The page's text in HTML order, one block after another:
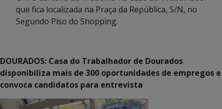
que fica localizada na Praça da República, S/N, no
Segundo Piso do Shopping.
DOURADOS: Casa do Trabalhador de Dourados
disponibiliza mais de 300 oportunidades de empregos e
convoca candidatos para entrevista